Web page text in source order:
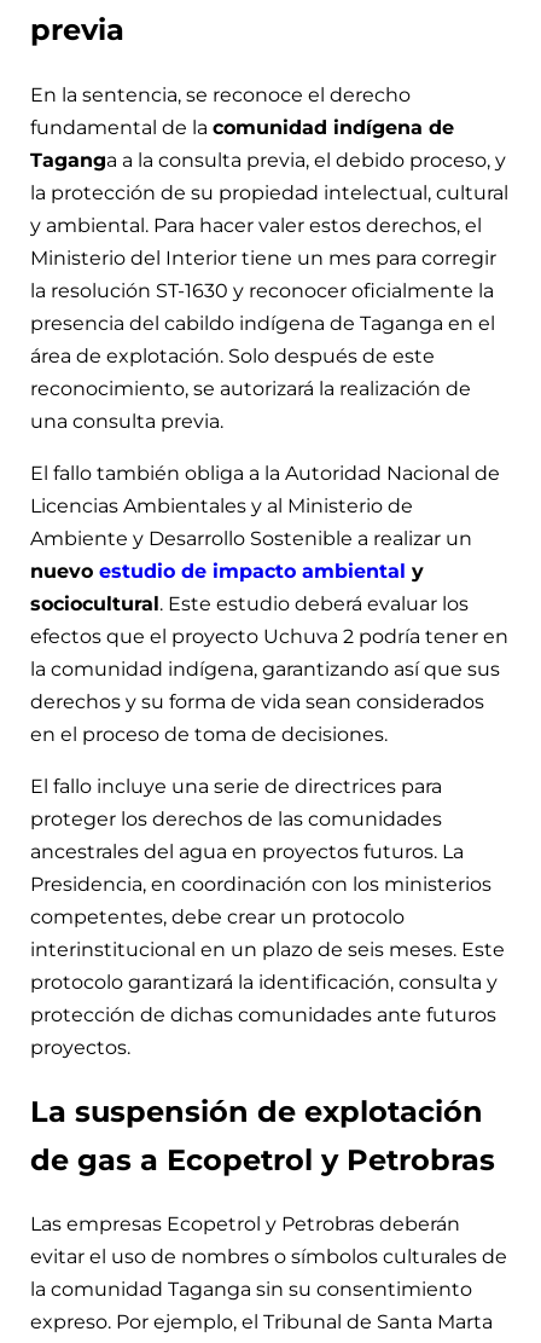
previa
En la sentencia, se reconoce el derecho
fundamental de la comunidad indígena de
Taganga a la consulta previa, el debido proceso, y
la protección de su propiedad intelectual, cultural
y ambiental. Para hacer valer estos derechos, el
Ministerio del Interior tiene un mes para corregir
la resolución ST-1630 y reconocer oficialmente la
presencia del cabildo indígena de Taganga en el
área de explotación. Solo después de este
reconocimiento, se autorizará la realización de
una consulta previa.
El fallo también obliga a la Autoridad Nacional de
Licencias Ambientales y al Ministerio de
Ambiente y Desarrollo Sostenible a realizar un
nuevo estudio de impacto ambiental y
sociocultural. Este estudio deberá evaluar los
efectos que el proyecto Uchuva 2 podría tener en
la comunidad indígena, garantizando así que sus
derechos y su forma de vida sean considerados
en el proceso de toma de decisiones.
El fallo incluye una serie de directrices para
proteger los derechos de las comunidades
ancestrales del agua en proyectos futuros. La
Presidencia, en coordinación con los ministerios
competentes, debe crear un protocolo
interinstitucional en un plazo de seis meses. Este
protocolo garantizará la identificación, consulta y
protección de dichas comunidades ante futuros
proyectos.
La suspensión de explotación
de gas a Ecopetrol y Petrobras
Las empresas Ecopetrol y Petrobras deberán
evitar el uso de nombres o símbolos culturales de
la comunidad Taganga sin su consentimiento
expreso. Por ejemplo, el Tribunal de Santa Marta